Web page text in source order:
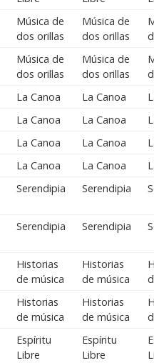
Música de
dos orillas
Música de
dos orillas
Música de
dos orillas
Música de
dos orillas
La Canoa La Canoa
La Canoa La Canoa
La Canoa La Canoa
La Canoa La Canoa
Serendipia Serendipia
Serendipia Serendipia
Historias
de música
Historias
de música
Historias
de música
Historias
de música
Espíritu
Libre
Espíritu
Libre